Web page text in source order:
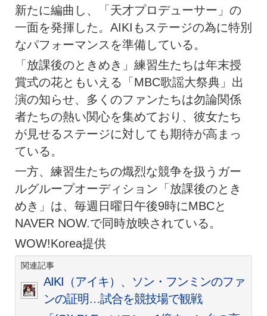
新たに編曲し、「天才プロデューサー」の
一面を発揮した。AIKIもステージの為に特別
なパフォーマンスを準備している。
「放課後のときめき」練習生たちは年末授
賞式の花ともいえる「MBC歌謡大祭典」出
演の知らせ、多くのファンたちは勿論関係
者たちの熱い関心を集めており、彼女たち
が見せるステージに対しても期待が高まっ
ている。
一方、練習生たちの熾烈な競争を扱うガー
ルグループオーディション「放課後のとき
めき」は、毎週日曜日午後9時にMBCと
NAVER NOW.で同時放映されている。
WOW!Korea提供
関連記事
AIKI（アイキ）、ソン・フンミンのファ
ンの証明…試合を競技場で観戦